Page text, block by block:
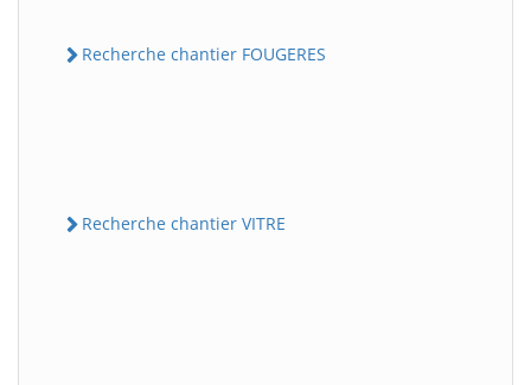
Recherche chantier FOUGERES
Recherche chantier VITRE